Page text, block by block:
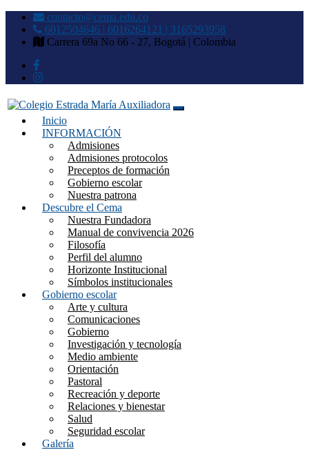
contacto@cema.edu.co
6012504646 | 6016264121 | 3165293958
Carrera 69a No 66 - 27, Bogotá | Colombia
Colegio Estrada María
Auxiliadora
Inicio
INFORMACIÓN
Admisiones
Admisiones protocolos
Preceptos de formación
Gobierno escolar
Nuestra patrona
Descubre el Cema
Nuestra Fundadora
Manual de convivencia 2026
Filosofía
Perfil del alumno
Horizonte Institucional
Símbolos institucionales
Gobierno escolar
Arte y cultura
Comunicaciones
Gobierno
Investigación y tecnología
Medio ambiente
Orientación
Pastoral
Recreación y deporte
Relaciones y bienestar
Salud
Seguridad escolar
Galería